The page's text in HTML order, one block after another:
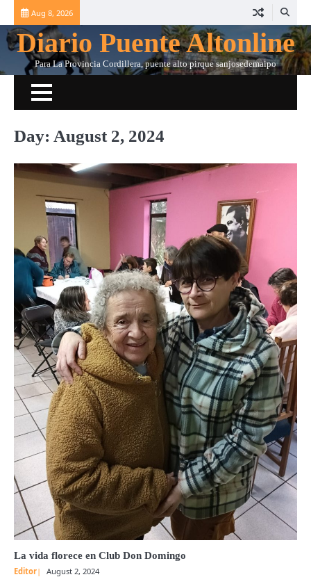
Skip
to
content
Aug 8, 2026
Diario Puente Altonline
Para La Provincia Cordillera, puente alto pirque sanjosedemaipo
Day: August 2, 2024
La vida florece en Club Don Domingo
Editor August 2, 2024